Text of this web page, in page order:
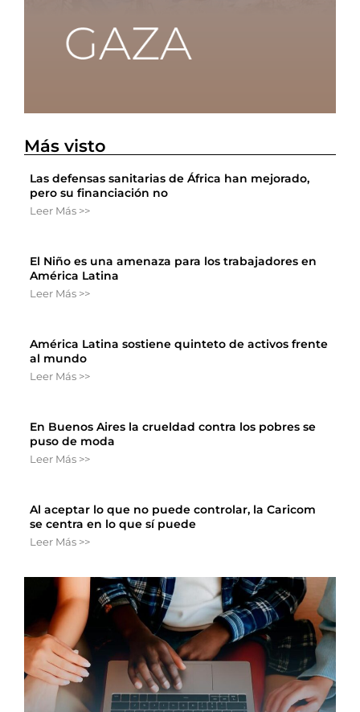
Más visto
Las defensas sanitarias de África han mejorado,
pero su financiación no
Leer Más >>
El Niño es una amenaza para los trabajadores en
América Latina
Leer Más >>
América Latina sostiene quinteto de activos frente
al mundo
Leer Más >>
En Buenos Aires la crueldad contra los pobres se
puso de moda
Leer Más >>
Al aceptar lo que no puede controlar, la Caricom
se centra en lo que sí puede
Leer Más >>